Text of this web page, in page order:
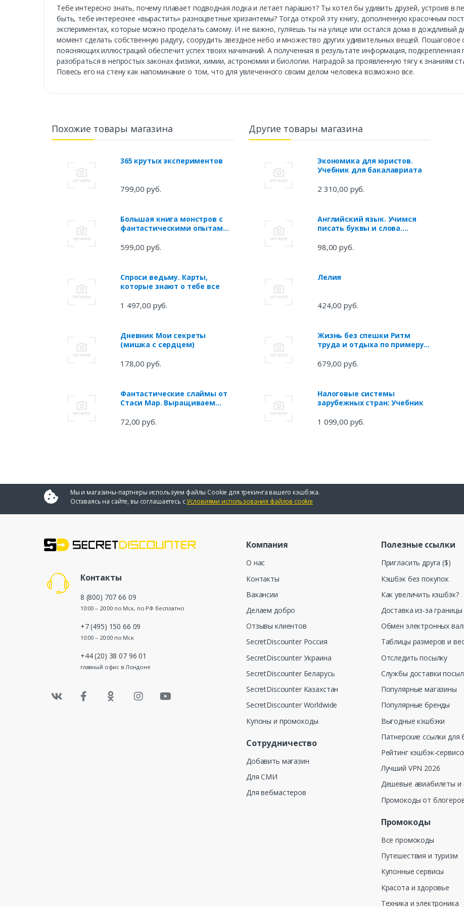
Тебе интересно знать, почему плавает подводная лодка и летает парашют? Ты хотел бы удивить друзей, устроив в
быть, тебе интереснее «вырастить» разноцветные хризантемы? Тогда открой эту книгу, дополненную красочным
экспериментах, которые можно проделать самому. И не важно, гуляешь ты на улице или остался дома в дождливый
момент сделать собственную радугу, соорудить звездное небо и множество других удивительных вещей.
поясняющих иллюстраций обеспечит успех твоих начинаний. А полученная в результате информация,
разобраться в непростых законах физики, химии, астрономии и биологии. Наградой за проявленную тягу к знаниям
Повесь его на стену как напоминание о том, что для увлеченного своим делом человека возможно все.
Похожие товары магазина
365 крутых экспериментов
799,00 руб.
Большая книга монстров с
фантастическими опытами
отроков
599,00 руб.
Спроси ведьму. Карты,
которые знают о тебе все
1 497,00 руб.
Дневник Мои секреты
(мишка с сердцем)
178,00 руб.
Фантастические слаймы от
Стаси Мар. Выращиваем
с самым популярным DIY-
72,00 руб.
Другие товары магазина
Экономика для юристов.
Учебник для бакалавриата
2 310,00 руб.
Английский язык. Учимся
писать буквы и слова.
рекомендациями
98,00 руб.
Лелия
424,00 руб.
Жизнь без спешки Ритм
труда и отдыха по примеру
679,00 руб.
Налоговые системы
зарубежных стран: Учебник
1 099,00 руб.
Мы и магазины-партнеры используем файлы Cookie для трекинга вашего кэшбэка.
Оставаясь на сайте, вы соглашаетесь сУсловиями использования файлов cookie
Контакты
8 (800) 707 66 09
10:00 – 20:00 по Мск, по РФ бесплатно
+7 (495) 150 66 09
10:00 – 20:00 по Мск
+44 (20) 38 07 96 01
главный офис в Лондоне
Компания
О нас
Контакты
Вакансии
Делаем добро
Отзывы клиентов
SecretDiscounter Россия
SecretDiscounter Украина
SecretDiscounter Беларусь
SecretDiscounter Казахстан
SecretDiscounter Worldwide
Купоны и промокоды
Сотрудничество
Добавить магазин
Для СМИ
Для вебмастеров
Полезные ссылки
Пригласить друга ($)
Кэшбэк без покупок
Как увеличить кэшбэк?
Доставка из-за границы
Обмен электронных
Таблицы размеров и
Отследить посылку
Службы доставки
Популярные магазины
Популярные бренды
Выгодные кэшбэки
Патнерские ссылки для
Рейтинг кэшбэк-
Лучший VPN 2026
Дешевые авиабилеты и
Промокоды от
Промокоды
Все промокоды
Путешествия и туризм
Купонные сервисы
Красота и здоровье
Техника и электроника